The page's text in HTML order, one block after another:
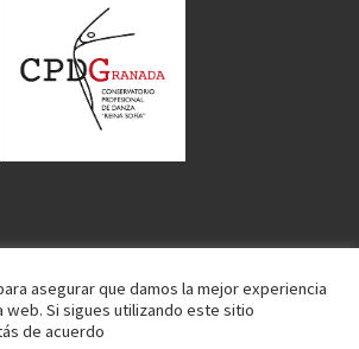
Granada– Todos los derechos reservados
WP – Diseñado con el
asegurar que damos la mejor experiencia
web. Si sigues utilizando este sitio
de acuerdo